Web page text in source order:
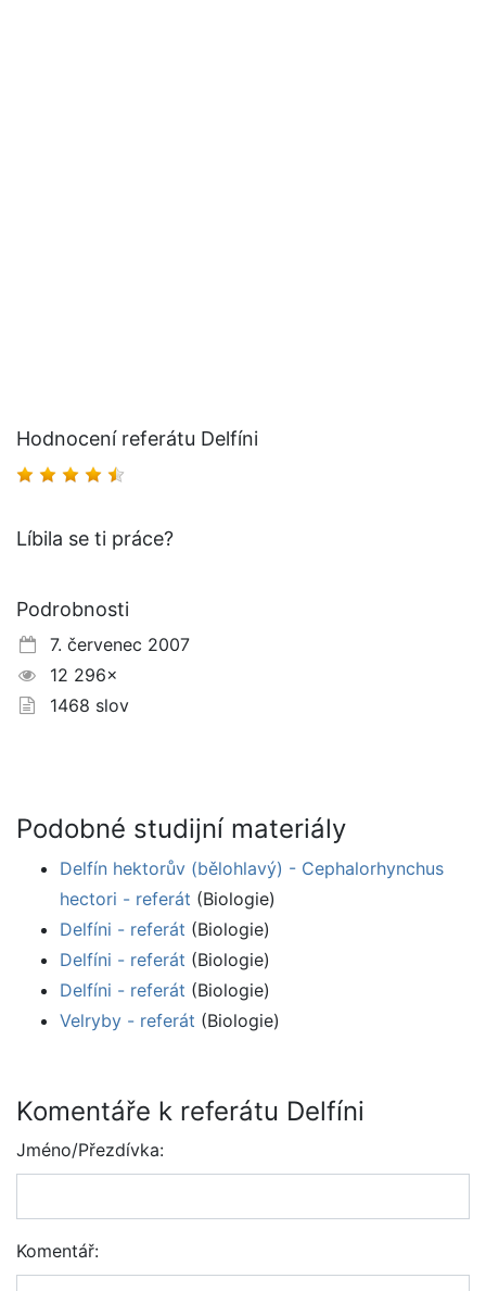
Hodnocení referátu Delfíni
Líbila se ti práce?
Podrobnosti
7. červenec 2007
12 296×
1468 slov
Podobné studijní materiály
Delfín hektorův (bělohlavý) - Cephalorhynchus
hectori - referát (Biologie)
Delfíni - referát (Biologie)
Delfíni - referát (Biologie)
Delfíni - referát (Biologie)
Velryby - referát (Biologie)
Komentáře k referátu Delfíni
Jméno/Přezdívka:
Komentář: